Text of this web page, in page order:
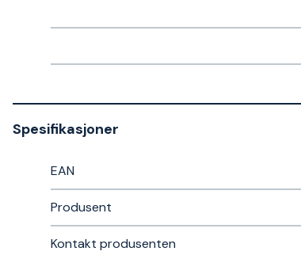
Spesifikasjoner
EAN
Produsent
Kontakt produsenten